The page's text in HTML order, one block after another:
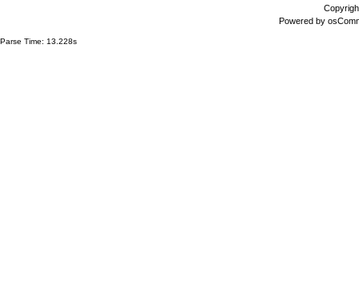
Powered by
Parse Time: 13.228s